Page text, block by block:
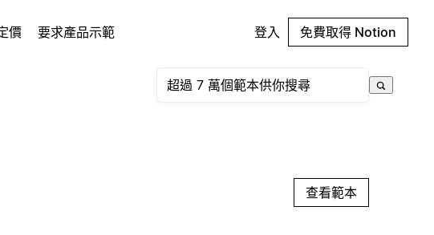
價 要求產品示範 登入 免費取得 Notion
查看範本